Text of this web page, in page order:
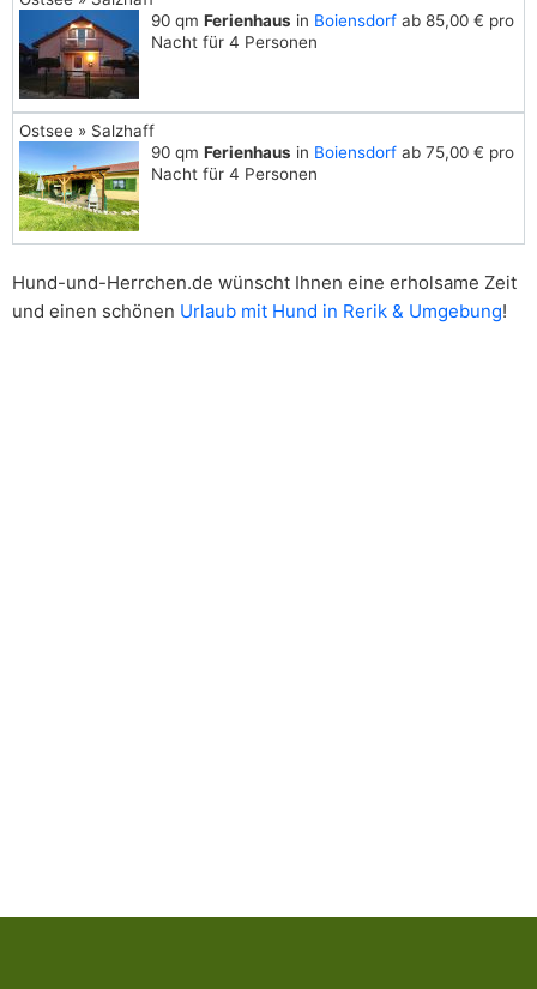
90 qm Ferienhaus in Boiensdorf ab 85,00 € pro
Nacht für 4 Personen
Ostsee » Salzhaff
90 qm Ferienhaus in Boiensdorf ab 75,00 € pro
Nacht für 4 Personen
Hund-und-Herrchen.de wünscht Ihnen eine erholsame Zeit
und einen schönen Urlaub mit Hund in Rerik & Umgebung!